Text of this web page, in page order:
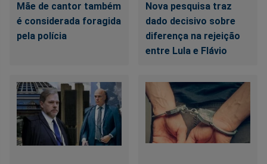
Mãe de cantor também
é considerada foragida
pela polícia
Nova pesquisa traz
dado decisivo sobre
diferença na rejeição
entre Lula e Flávio